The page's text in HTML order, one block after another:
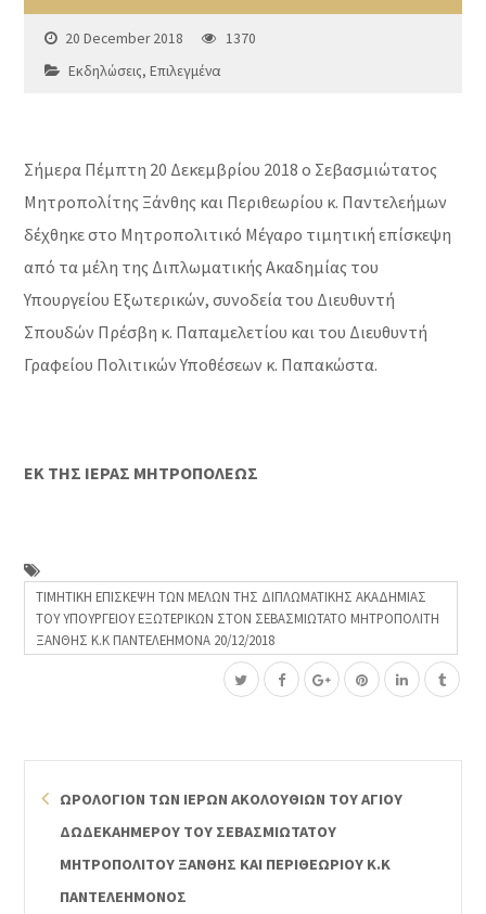
20 December 2018
1370
Εκδηλώσεις,Επιλεγμένα
Σήμερα Πέμπτη 20 Δεκεμβρίου 2018 ο Σεβασμιώτατος
Μητροπολίτης Ξάνθης και Περιθεωρίου κ. Παντελεήμων
δέχθηκε στο Μητροπολιτικό Μέγαρο τιμητική επίσκεψη
από τα μέλη της Διπλωματικής Ακαδημίας του
Υπουργείου Εξωτερικών, συνοδεία του Διευθυντή
Σπουδών Πρέσβη κ. Παπαμελετίου και του Διευθυντή
Γραφείου Πολιτικών Υποθέσεων κ. Παπακώστα.
ΕΚ ΤΗΣ ΙΕΡΑΣ ΜΗΤΡΟΠΟΛΕΩΣ
ΤΙΜΗΤΙΚΗ ΕΠΙΣΚΕΨΗ ΤΩΝ ΜΕΛΩΝ ΤΗΣ ΔΙΠΛΩΜΑΤΙΚΗΣ ΑΚΑΔΗΜΙΑΣ
ΤΟΥ ΥΠΟΥΡΓΕΙΟΥ ΕΞΩΤΕΡΙΚΩΝ ΣΤΟΝ ΣΕΒΑΣΜΙΩΤΑΤΟ ΜΗΤΡΟΠΟΛΙΤΗ
ΞΑΝΘΗΣ Κ.Κ ΠΑΝΤΕΛΕΗΜΟΝΑ 20/12/2018
ΩΡΟΛΟΓΙΟΝ ΤΩΝ ΙΕΡΩΝ ΑΚΟΛΟΥΘΙΩΝ ΤΟΥ ΑΓΙΟΥ
ΔΩΔΕΚΑΗΜΕΡΟΥ ΤΟΥ ΣΕΒΑΣΜΙΩΤΑΤΟΥ
ΜΗΤΡΟΠΟΛΙΤΟΥ ΞΑΝΘΗΣ ΚΑΙ ΠΕΡΙΘΕΩΡΙΟΥ Κ.Κ
ΠΑΝΤΕΛΕΗΜΟΝΟΣ